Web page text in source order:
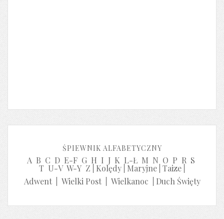
ŚPIEWNIK ALFABETYCZNY
A B C D E-F G H I J K L-Ł M N O P R S
T U-V W-Y Z Kolędy Maryjne Taize
Adwent| Wielki Post| Wielkanoc Duch Święty